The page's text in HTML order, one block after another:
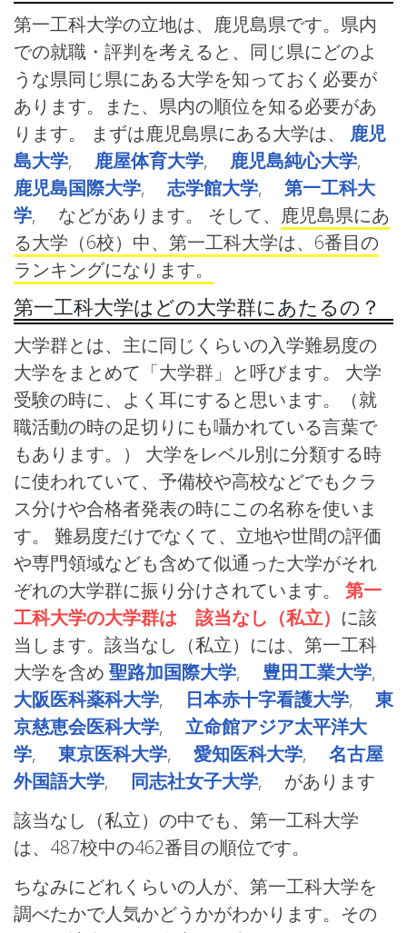
第一工科大学の立地は、鹿児島県です。県内
での就職・評判を考えると、同じ県にどのよ
うな県同じ県にある大学を知っておく必要が
あります。また、県内の順位を知る必要があ
ります。 まずは鹿児島県にある大学は、 鹿児
島大学, 鹿屋体育大学, 鹿児島純心大学,
鹿児島国際大学, 志学館大学, 第一工科大
学, などがあります。 そして、 鹿児島県にあ
る大学（6校）中、第一工科大学は、6番目の
ランキングになります。
第一工科大学はどの大学群にあたるの？
大学群とは、主に同じくらいの入学難易度の
大学をまとめて「大学群」と呼びます。 大学
受験の時に、よく耳にすると思います。（就
職活動の時の足切りにも囁かれている言葉で
もあります。） 大学をレベル別に分類する時
に使われていて、予備校や高校などでもクラ
ス分けや合格者発表の時にこの名称を使いま
す。 難易度だけでなくて、立地や世間の評価
や専門領域なども含めて似通った大学がそれ
ぞれの大学群に振り分けされています。 第一
工科大学の大学群は 該当なし（私立） に該
当します。該当なし（私立）には、第一工科
大学を含め 聖路加国際大学, 豊田工業大学,
大阪医科薬科大学, 日本赤十字看護大学, 東
京慈恵会医科大学, 立命館アジア太平洋大
学, 東京医科大学, 愛知医科大学, 名古屋
外国語大学, 同志社女子大学, があります
該当なし（私立）の中でも、第一工科大学
は、487校中の462番目の順位です。
ちなみにどれくらいの人が、第一工科大学を
調べたかで人気かどうかがわかります。その